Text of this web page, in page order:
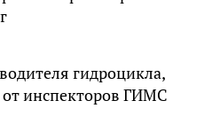
гидроцикла,
инспекторов ГИМС